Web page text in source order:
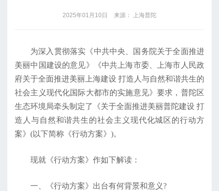
2025年01月10日 来源： 上海普陀
为深入贯彻落实《中共中央、国务院关于全面推进
美丽中国建设的意见》《中共上海市委、上海市人民政
府关于全面推进美丽上海建设 打造人与自然和谐共生的
社会主义现代化国际大都市的实施意见》要求，普陀区
生态环境局牵头制定了《关于全面推进美丽普陀建设 打
造人与自然和谐共生的社会主义现代化城区的行动方
案》(以下简称《行动方案》)。
现就《行动方案》作如下解读：
一、《行动方案》出台有何背景和意义?